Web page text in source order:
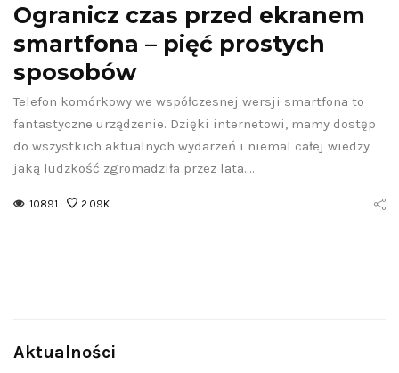
Ogranicz czas przed ekranem
smartfona – pięć prostych
sposobów
Telefon komórkowy we współczesnej wersji smartfona to
fantastyczne urządzenie. Dzięki internetowi, mamy dostęp
do wszystkich aktualnych wydarzeń i niemal całej wiedzy
jaką ludzkość zgromadziła przez lata.…
10891 2.09K
Aktualności